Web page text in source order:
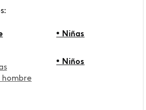
• Niñas
• Niños